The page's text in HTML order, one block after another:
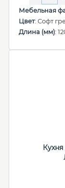
Мебельная
Цвет: Софт
Длина (мм):